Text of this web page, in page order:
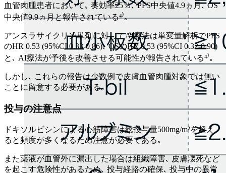
血管肉腫患者において､ 奏効率25％､ PFS中央値4.9ヵ月､ OS
中央値9.9ヵ月と報告されている⁴⁾｡
アンスラサイクリン単剤に対してAI療法は単変量解析でPFS
のHR 0.53 (95%CI 0.33-0.86)､ OSのHR 0.53 (95%CI 0.32-0.90)
と､ AI療法が予後を改善させる可能性が報告されている⁴⁾｡
しかし､ これらの報告は少数例で皮膚血管肉腫対象では無い
ことに留意する必要がある｡
投与の注意点
ドキソルビシンによる心筋障害は総投与量500mg/m²を超え
ると頻度が多くなるため注意が必要である｡
また薬液が血管外に漏出した場合は組織障害､ 皮膚壊死など
を起こす危険性があるため､ 投与経路の確保､ 投与中の異常